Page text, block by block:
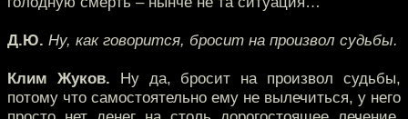
Д.Ю. Ну, как говорится, бросит на произвол судьбы.
Клим Жуков. Ну да, бросит на произвол судьбы,
потому что самостоятельно ему не вылечиться, у него